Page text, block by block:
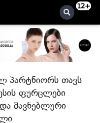
12+
პარტნიორს თავს
ფურცლები
და მავნებლური